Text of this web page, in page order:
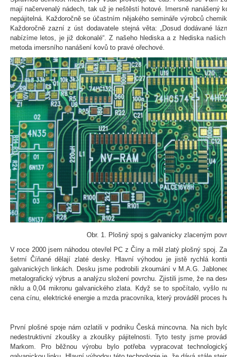
mají načervenalý nádech, tak už je neštěstí hotové. Imersně nanášený
nepájitelná. Každoročně se účastním nějakého semináře výrobců
Každoročně zazní z úst dodavatele stejná věta: „Dosud dodávané
nabízíme letos, je již dokonalé“. Z našeho hlediska a z hlediska
metoda imersního nanášení kovů to pravé ořechové.
Obr. 1. Plošný spoj s galvanicky zlaceným
V roce 2000 jsem náhodou otevřel PC z Číny a měl zlatý plošný spoj.
šetrní Číňané dělají zlaté desky. Hlavní výhodou je jistě rychlá
galvanických linkách. Desku jsme podrobili zkoumání v M.A.G.
metalografický výbrus a analýzu složení povrchu. Zjistili jsme, že na
niklu a 0,04 mikronu galvanického zlata. Když se to spočítalo, vyšlo
cena cínu, elektrické energie a mzda pracovníka, který prováděl proces
První plošné spoje nám ozlatili v podniku Česká mincovna. Na nich
nedestruktivní zkoušky a zkoušky pájitelnosti. Tyto testy jsme
Markom. Pro běžnou výrobu bylo potřeba vypracovat